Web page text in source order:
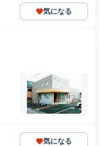
気になる
気になる